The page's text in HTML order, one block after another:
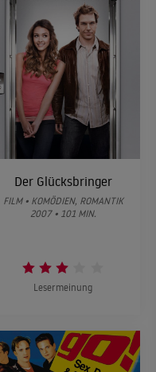
Der Glücksbringer
FILM • KOMÖDIEN, ROMANTIK
2007 • 101 MIN.
Lesermeinung